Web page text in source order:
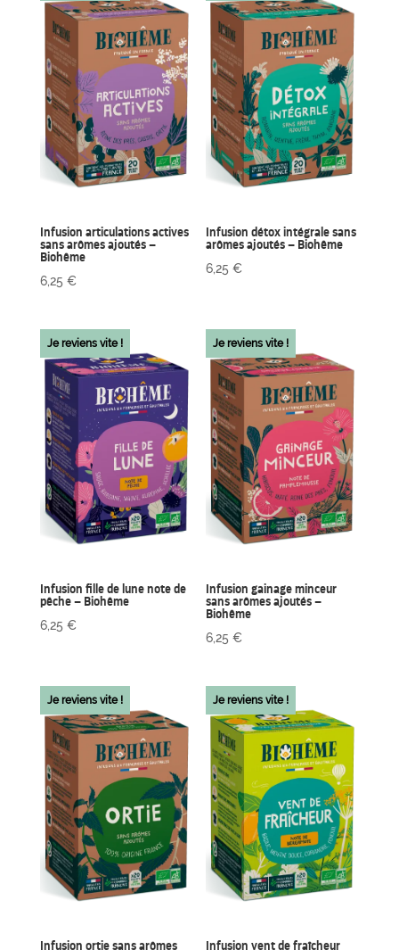
Infusion articulations actives
sans arômes ajoutés –
Biohême
6,25 €
Infusion détox intégrale sans
arômes ajoutés – Biohême
6,25€
Je reviens vite !
Infusion fille de lune note de
pêche – Biohême
6,25 €
Je reviens vite !
Infusion gainage minceur
sans arômes ajoutés –
Biohême
6,25€
Je reviens vite !
Infusion ortie sans arômes
Je reviens vite !
Infusion vent de fraîcheur